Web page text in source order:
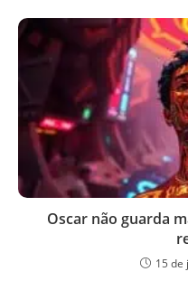
Oscar não guarda
15 de